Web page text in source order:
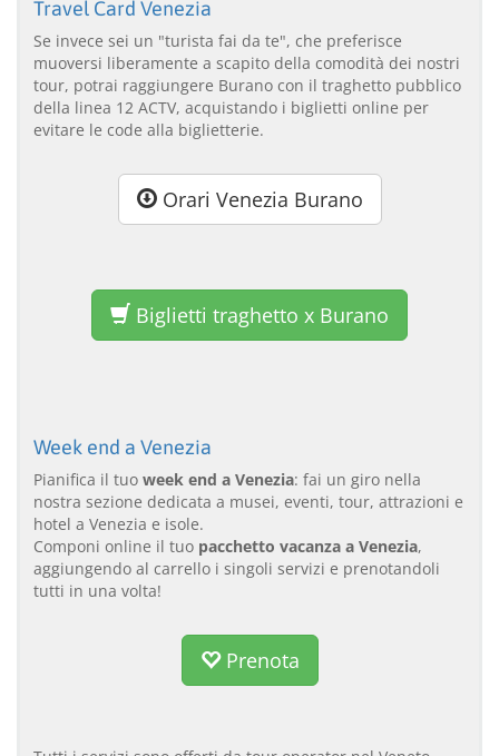
Travel Card Venezia
Se invece sei un "turista fai da te", che preferisce
muoversi liberamente a scapito della comodità dei nostri
tour, potrai raggiungere Burano con il traghetto pubblico
della linea 12 ACTV, acquistando i biglietti online per
evitare le code alla biglietterie.
Orari Venezia Burano
Biglietti traghetto x Burano
Week end a Venezia
Pianifica il tuo week end a Venezia: fai un giro nella
nostra sezione dedicata a musei, eventi, tour, attrazioni e
hotel a Venezia e isole.
Componi online il tuo pacchetto vacanza a Venezia,
aggiungendo al carrello i singoli servizi e prenotandoli
tutti in una volta!
Prenota